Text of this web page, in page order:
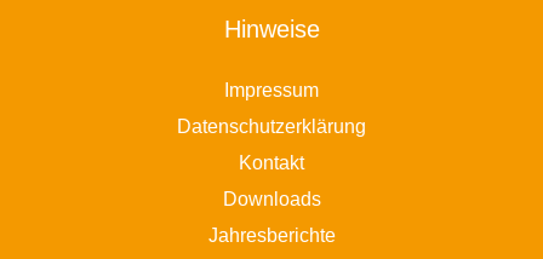
Hinweise
Impressum
Datenschutzerklärung
Kontakt
Downloads
Jahresberichte